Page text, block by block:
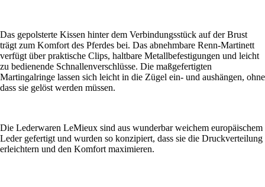
Das gepolsterte Kissen hinter dem Verbindungsstück auf der Brust
trägt zum Komfort des Pferdes bei. Das abnehmbare Renn-Martinett
verfügt über praktische Clips, haltbare Metallbefestigungen und leicht
zu bedienende Schnallenverschlüsse. Die maßgefertigten
Martingalringe lassen sich leicht in die Zügel ein- und aushängen, ohne
dass sie gelöst werden müssen.
Die Lederwaren LeMieux sind aus wunderbar weichem europäischem
Leder gefertigt und wurden so konzipiert, dass sie die Druckverteilung
erleichtern und den Komfort maximieren.